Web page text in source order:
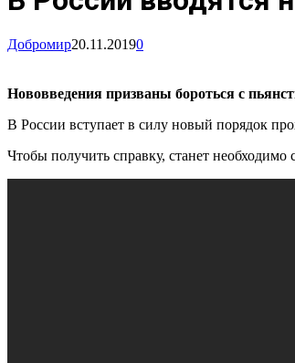
Добромир20.11.20190
Нововведения призваны бороться с
В России вступает в силу новый порядок
Чтобы получить справку, станет необходимо